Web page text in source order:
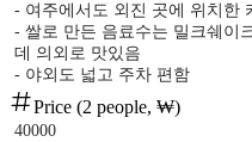
- 여주에서도 외진 곳에 위치한
- 쌀로 만든 음료수는 밀크쉐이
데 의외로 맛있음
- 야외도 넓고 주차 편함
Price (2 people, ₩)
40000